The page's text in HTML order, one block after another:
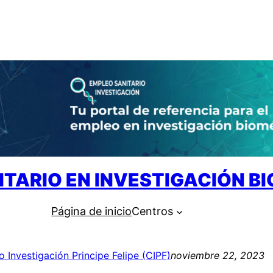
EN INVESTIGACIÓN
Página de inicioCentros
Investigación Principe Felipe (CIPF)noviembre 22, 2023